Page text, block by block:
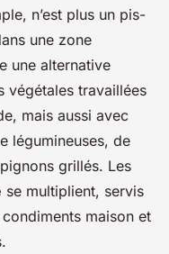
n’est plus un pis-
une zone
une alternative
végétales travaillées
mais aussi avec
légumineuses, de
grillés. Les
se multiplient, servis
maison et